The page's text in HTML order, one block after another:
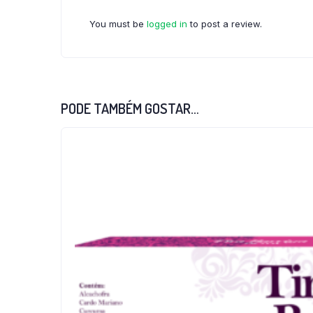
You must be logged in to post a review.
PODE TAMBÉM GOSTAR…